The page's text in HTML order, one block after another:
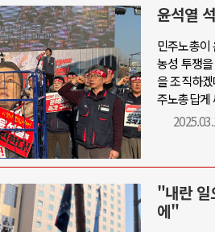
윤석열
민주노총이
농성 투쟁
을 조직하
주노총답게
"내란 일
에"